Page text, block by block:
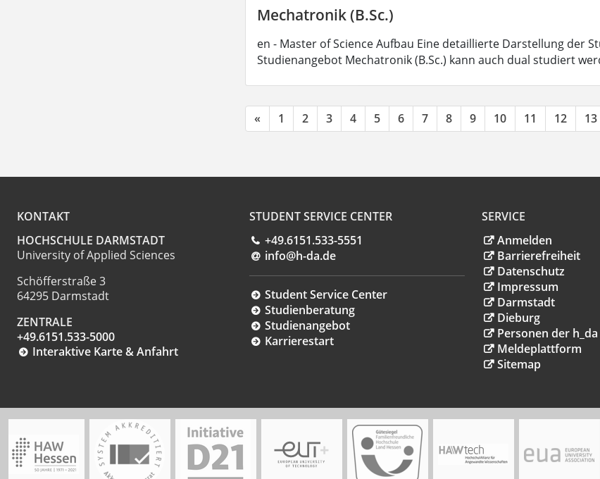
Mechatronik (B.Sc.)
en - Master of Science Aufbau Eine detaillierte Darstellung der
Studienangebot Mechatronik (B.Sc.) kann auch dual studiert
« 1 2 3 4 5 6 7 8 9 10 11 12 13
KONTAKT
HOCHSCHULE DARMSTADT
University of Applied Sciences
Schöfferstraße 3
64295 Darmstadt
ZENTRALE
+49.6151.533-5000
Interaktive Karte & Anfahrt
STUDENT SERVICE CENTER
+49.6151.533-5551
info@h-da.de
Student Service Center
Studienberatung
Studienangebot
Karrierestart
SERVICE
Anmelden
Barrierefreiheit
Datenschutz
Impressum
Darmstadt
Dieburg
Personen der h_da
Meldeplattform
Sitemap